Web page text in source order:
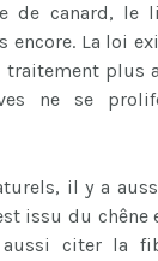
de canard, le
encore. La loi
traitement plus
ne se
il y a
issu du chêne
citer la